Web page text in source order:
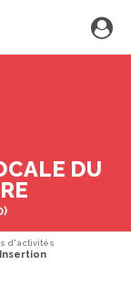
DU
d'activités